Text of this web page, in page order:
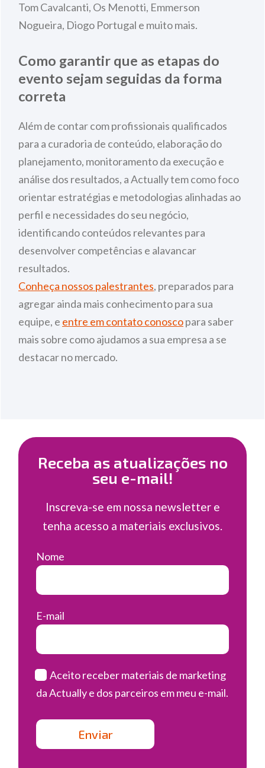
Tom Cavalcanti, Os Menotti, Emmerson
Nogueira, Diogo Portugal e muito mais.
Como garantir que as etapas do
evento sejam seguidas da forma
correta
Além de contar com profissionais qualificados
para a curadoria de conteúdo, elaboração do
planejamento, monitoramento da execução e
análise dos resultados, a Actually tem como foco
orientar estratégias e metodologias alinhadas ao
perfil e necessidades do seu negócio,
identificando conteúdos relevantes para
desenvolver competências e alavancar
resultados.
Conheça nossos palestrantes, preparados para
agregar ainda mais conhecimento para sua
equipe, e entre em contato conoscopara saber
mais sobre como ajudamos a sua empresa a se
destacar no mercado.
Receba as atualizações no
seu e-mail!
Inscreva-se em nossa newsletter e
tenha acesso a materiais exclusivos.
Nome
E-mail
Aceito receber materiais de marketing
da Actually e dos parceiros em meu e-mail.